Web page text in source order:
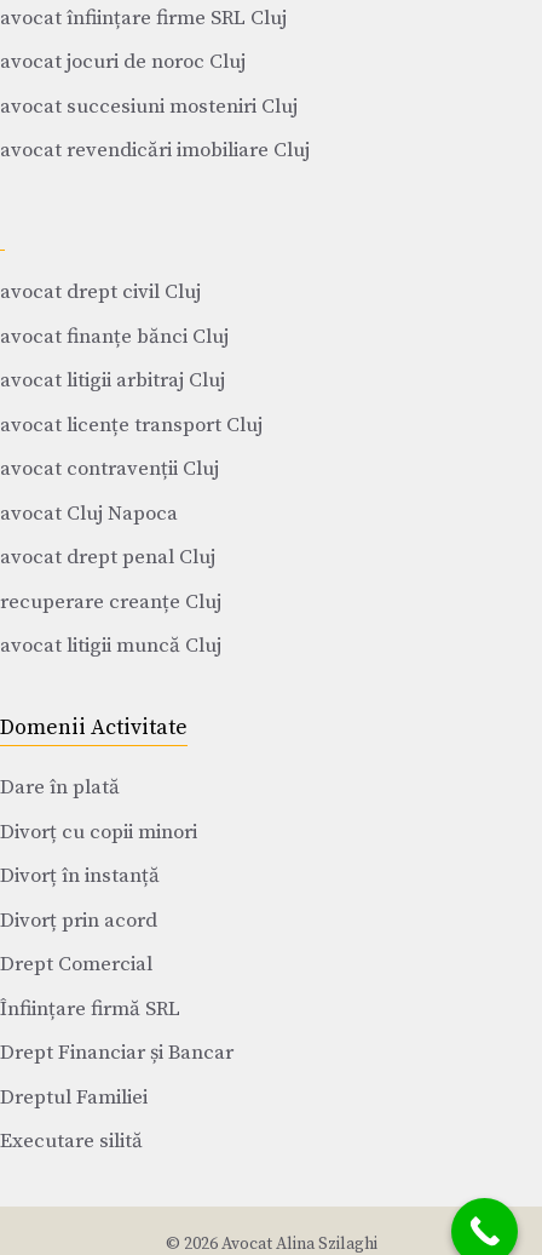
avocat înființare firme SRL Cluj
avocat jocuri de noroc Cluj
avocat succesiuni mosteniri Cluj
avocat revendicări imobiliare Cluj
avocat drept civil Cluj
avocat finanțe bănci Cluj
avocat litigii arbitraj Cluj
avocat licențe transport Cluj
avocat contravenții Cluj
avocat Cluj Napoca
avocat drept penal Cluj
recuperare creanțe Cluj
avocat litigii muncă Cluj
Domenii Activitate
Dare în plată
Divorț cu copii minori
Divorț în instanță
Divorț prin acord
Drept Comercial
Înființare firmă SRL
Drept Financiar și Bancar
Dreptul Familiei
Executare silită
© 2026 Avocat Alina Szilaghi